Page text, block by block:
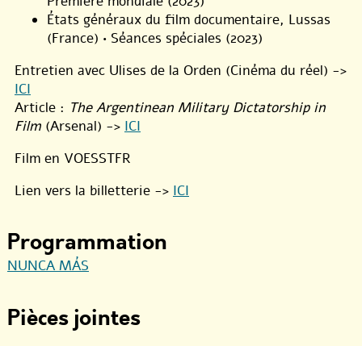
États généraux du film documentaire, Lussas
(France) • Séances spéciales (2023)
Entretien avec Ulises de la Orden (Cinéma du réel) ->
ICI
Article : The Argentinean Military Dictatorship in
Film (Arsenal) -> ICI
Film en VOESSTFR
Lien vers la billetterie -> ICI
Programmation
NUNCA MÁS
Pièces jointes